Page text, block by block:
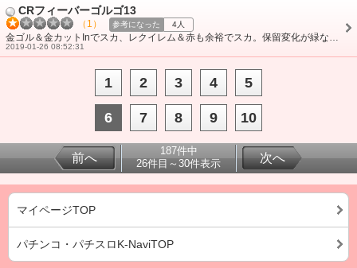
CRフィーバーゴルゴ13
（1） 参考になった 4人
金ゴル＆金カットInでスカ、レクイレム＆赤も余裕でスカ。保留変化が緑なら全て絶望。ボタン振動もまぁただのバグですね。勿論単発に片寄りまくり。100000で一回当・・・
2019-01-26 08:52:31
1 2 3 4 5
6 7 8 9 10
前へ
187件中
26件目～30件表示
次へ
マイページTOP
パチンコ・パチスロK-NaviTOP